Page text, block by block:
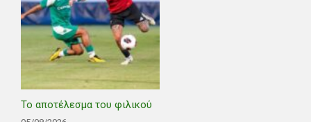
Το αποτέλεσμα του φιλικού